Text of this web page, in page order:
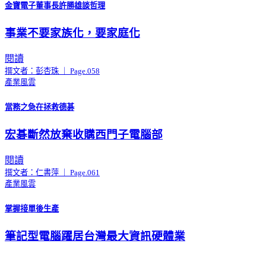
金寶電子董事長許勝雄談哲理
事業不要家族化，要家庭化
閱讀
撰文者：彭杏珠 ｜ Page.058
產業風雲
當務之急在拯救德碁
宏碁斷然放棄收購西門子電腦部
閱讀
撰文者：仁書萍 ｜ Page.061
產業風雲
掌握接單後生產
筆記型電腦躍居台灣最大資訊硬體業